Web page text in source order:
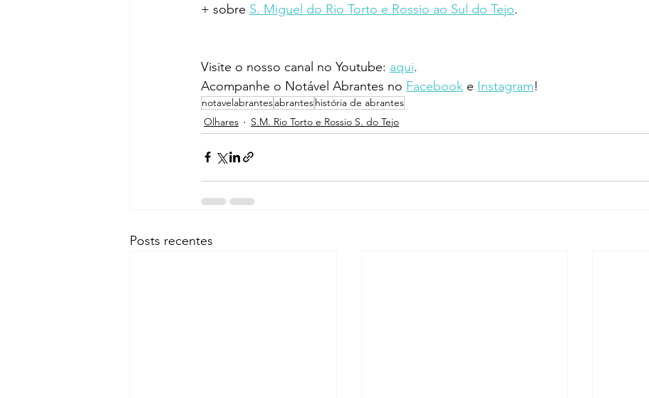
+ sobre S. Miguel do Rio Torto e Rossio ao Sul do Tejo.
Visite o nosso canal no Youtube: aqui.
Acompanhe o Notável Abrantes no Facebook e Instagram!
notavelabrantesabranteshistória de abrantes
Olhares
S.M. Rio Torto e Rossio S. do Tejo
Posts recentes